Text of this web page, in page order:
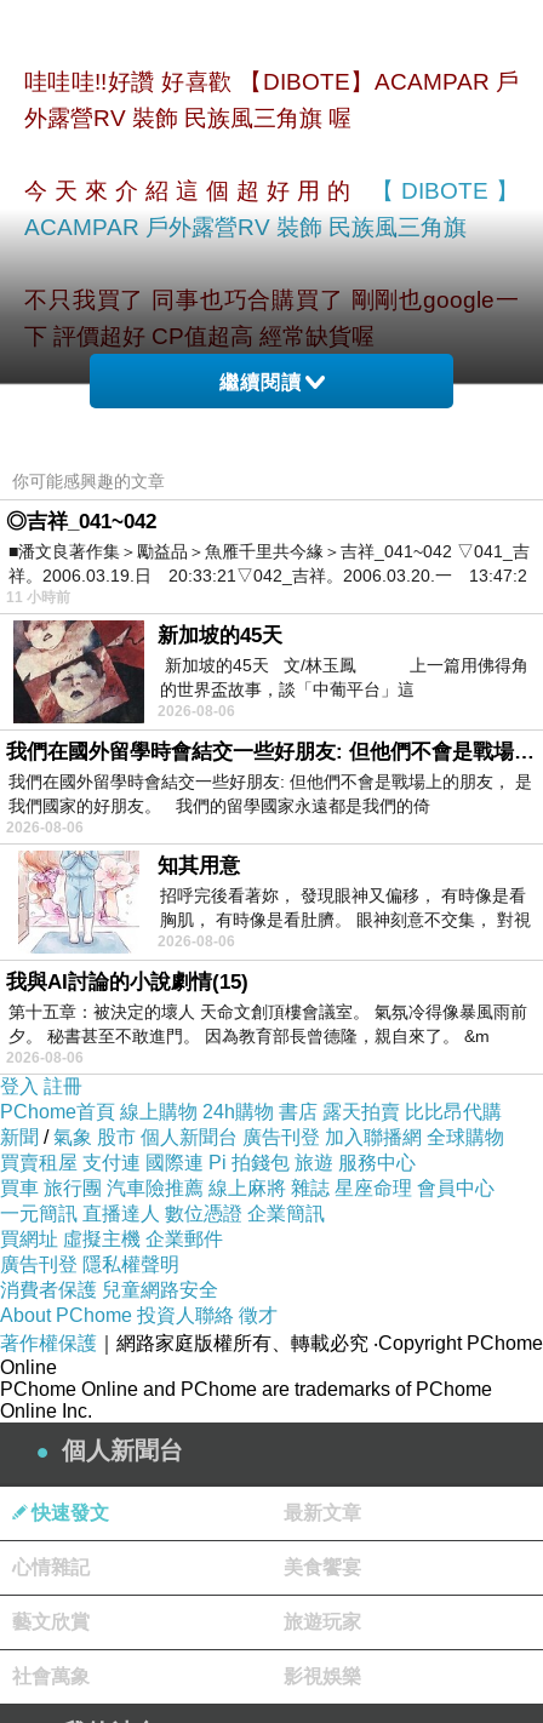
哇哇哇!!好讚 好喜歡 【DIBOTE】ACAMPAR 戶
外露營RV 裝飾 民族風三角旗 喔
今天來介紹這個超好用的
【DIBOTE】
ACAMPAR 戶外露營RV 裝飾 民族風三角旗
不只我買了 同事也巧合購買了 剛剛也google一
下 評價超好 CP值超高 經常缺貨喔
賓果!!沒錯,就是要介紹 【DIBOTE】ACAMPAR
好友也是這裡買的:
http://www.momoshop.com.tw/goods/GoodsDet
ail.jsp?
i_code=2871088&memid=6000002147&cid=a
puad&oid=1&osm=league
按下方看詳細規格^^
17Life,一起團購一起吃美食,五星級飯店也上線
囉!限時限量快搶吧!日本怪獸美妝學院
一定要推薦:
品號：2871088
來自登山愛好者的評選
綁在營繩上也可當警示作用
為露營增添繽紛的色彩其實很簡單
超好的品質:
繼續閱讀
你可能感興趣的文章
◎吉祥_041~042
■潘文良著作集＞勵益品＞魚雁千里共今緣＞吉祥_041~042 ▽041_吉
祥。2006.03.19.日 20:33:21▽042_吉祥。2006.03.20.一 13:47:2
11 小時前
新加坡的45天
新加坡的45天 文/林玉鳳 上一篇用佛得角
的世界盃故事，談「中葡平台」這
2026-08-06
我們在國外留學時會結交一些好朋友: 但他們不會是戰場上的朋友
我們在國外留學時會結交一些好朋友: 但他們不會是戰場上的朋友， 是
我們國家的好朋友。 我們的留學國家永遠都是我們的倚
2026-08-06
知其用意
招呼完後看著妳， 發現眼神又偏移， 有時像是看
胸肌， 有時像是看肚臍。 眼神刻意不交集， 對視
視線不對齊， 讓我很難不
2026-08-06
我與AI討論的小說劇情(15)
第十五章：被決定的壞人 天命文創頂樓會議室。 氣氛冷得像暴風雨前
夕。 秘書甚至不敢進門。 因為教育部長曾德隆，親自來了。 &m
2026-08-06
登入 註冊
PChome首頁 線上購物 24h購物 書店 露天拍賣 比比昂代購
新聞 /氣象 股市 個人新聞台 廣告刊登 加入聯播網 全球購物
買賣租屋 支付連 國際連 Pi 拍錢包 旅遊 服務中心
買車 旅行團 汽車險推薦 線上麻將 雜誌 星座命理 會員中心
一元簡訊 直播達人 數位憑證 企業簡訊
買網址 虛擬主機 企業郵件
廣告刊登 隱私權聲明
消費者保護 兒童網路安全
About PChome 投資人聯絡 徵才
著作權保護 ｜網路家庭版權所有、轉載必究 ‧Copyright PChome
Online
PChome Online and PChome are trademarks of PChome
Online Inc.
個人新聞台
快速發文 最新文章
心情雜記 美食饗宴
藝文欣賞 旅遊玩家
社會萬象 影視娛樂